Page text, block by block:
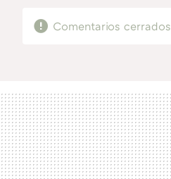
Comentarios cerrados